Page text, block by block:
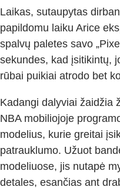
Laikas, sutaupytas
papildomu laiku Arice
spalvų paletes savo
sekundes, kad įsitikintų,
rūbai puikiai atrodo bet
Kadangi dalyviai žaidžia
NBA mobiliojoje
modelius, kurie greitai
patrauklumo. Užuot
modeliuose, jis nutapė
detales, esančias ant